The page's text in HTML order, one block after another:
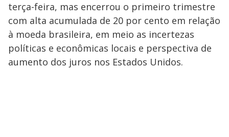
terça-feira, mas encerrou o primeiro trimestre
com alta acumulada de 20 por cento em relação
à moeda brasileira, em meio as incertezas
políticas e econômicas locais e perspectiva de
aumento dos juros nos Estados Unidos.